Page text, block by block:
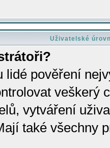
Uživatelské
lidé pověření
veškerý
vytváření
také všechny